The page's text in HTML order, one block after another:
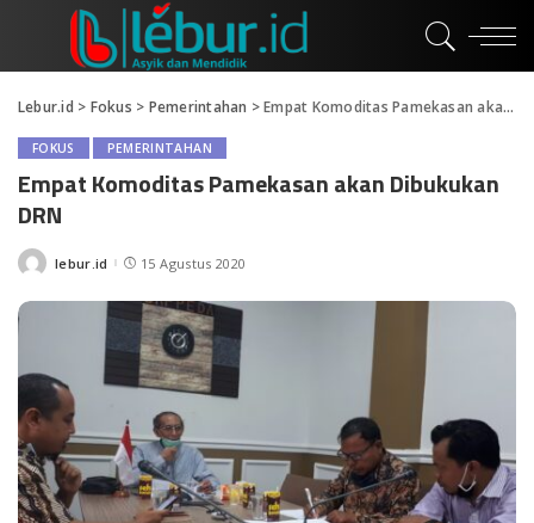
Lebur.id > Fokus > Pemerintahan >Empat Komoditas Pamekasan akan Dibukukan DRN
FOKUS PEMERINTAHAN
Empat Komoditas Pamekasan akan Dibukukan
DRN
Posted
lebur.id 15 Agustus 2020